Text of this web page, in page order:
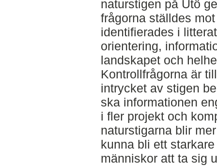
naturstigen på Utö
frågorna ställdes
identifierades i
orientering,
landskapet och
Kontrollfrågorna är
intrycket av stigen
ska informationen
i fler projekt och
naturstigarna blir
kunna bli ett
människor att ta sig